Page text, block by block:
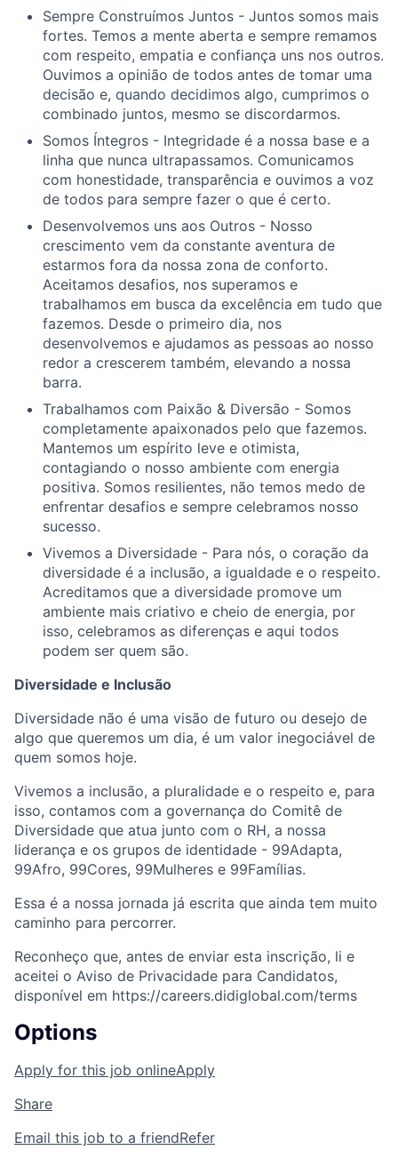
Sempre Construímos Juntos - Juntos somos mais
fortes. Temos a mente aberta e sempre remamos
com respeito, empatia e confiança uns nos outros.
Ouvimos a opinião de todos antes de tomar uma
decisão e, quando decidimos algo, cumprimos o
combinado juntos, mesmo se discordarmos.
Somos Íntegros - Integridade é a nossa base e a
linha que nunca ultrapassamos. Comunicamos
com honestidade, transparência e ouvimos a voz
de todos para sempre fazer o que é certo.
Desenvolvemos uns aos Outros - Nosso
crescimento vem da constante aventura de
estarmos fora da nossa zona de conforto.
Aceitamos desafios, nos superamos e
trabalhamos em busca da excelência em tudo que
fazemos. Desde o primeiro dia, nos
desenvolvemos e ajudamos as pessoas ao nosso
redor a crescerem também, elevando a nossa
barra.
Trabalhamos com Paixão & Diversão - Somos
completamente apaixonados pelo que fazemos.
Mantemos um espírito leve e otimista,
contagiando o nosso ambiente com energia
positiva. Somos resilientes, não temos medo de
enfrentar desafios e sempre celebramos nosso
sucesso.
Vivemos a Diversidade - Para nós, o coração da
diversidade é a inclusão, a igualdade e o respeito.
Acreditamos que a diversidade promove um
ambiente mais criativo e cheio de energia, por
isso, celebramos as diferenças e aqui todos
podem ser quem são.
Diversidade e Inclusão
Diversidade não é uma visão de futuro ou desejo de
algo que queremos um dia, é um valor inegociável de
quem somos hoje.
Vivemos a inclusão, a pluralidade e o respeito e, para
isso, contamos com a governança do Comitê de
Diversidade que atua junto com o RH, a nossa
liderança e os grupos de identidade - 99Adapta,
99Afro, 99Cores, 99Mulheres e 99Famílias.
Essa é a nossa jornada já escrita que ainda tem muito
caminho para percorrer.
Reconheço que, antes de enviar esta inscrição, li e
aceitei o Aviso de Privacidade para Candidatos,
disponível em https://careers.didiglobal.com/terms
Options
Apply for this job onlineApply
Share
Email this job to a friendRefer